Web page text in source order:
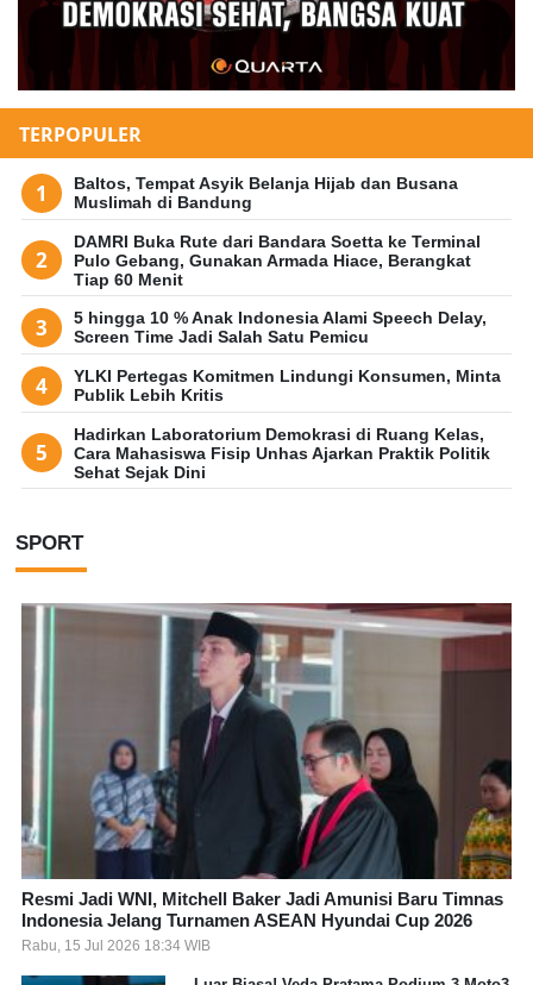
TERPOPULER
Baltos, Tempat Asyik Belanja Hijab dan Busana
Muslimah di Bandung
DAMRI Buka Rute dari Bandara Soetta ke Terminal
Pulo Gebang, Gunakan Armada Hiace, Berangkat
Tiap 60 Menit
5 hingga 10 % Anak Indonesia Alami Speech Delay,
Screen Time Jadi Salah Satu Pemicu
YLKI Pertegas Komitmen Lindungi Konsumen, Minta
Publik Lebih Kritis
Hadirkan Laboratorium Demokrasi di Ruang Kelas,
Cara Mahasiswa Fisip Unhas Ajarkan Praktik Politik
Sehat Sejak Dini
SPORT
Resmi Jadi WNI, Mitchell Baker Jadi Amunisi Baru Timnas
Indonesia Jelang Turnamen ASEAN Hyundai Cup 2026
Rabu, 15 Jul 2026 18:34 WIB